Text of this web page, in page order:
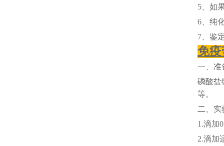
5、如
6、纯
7、鉴
免
一、准
磷酸盐
等。
二、实
1.滴加
2.滴加